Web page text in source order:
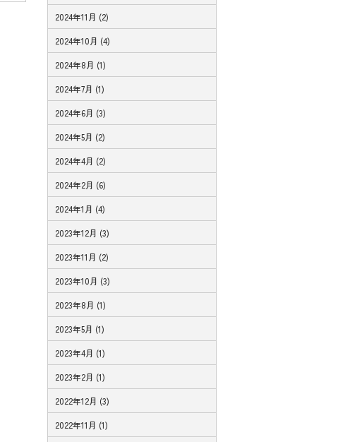
2024年11月 (2)
2024年10月 (4)
2024年8月 (1)
2024年7月 (1)
2024年6月 (3)
2024年5月 (2)
2024年4月 (2)
2024年2月 (6)
2024年1月 (4)
2023年12月 (3)
2023年11月 (2)
2023年10月 (3)
2023年8月 (1)
2023年5月 (1)
2023年4月 (1)
2023年2月 (1)
2022年12月 (3)
2022年11月 (1)